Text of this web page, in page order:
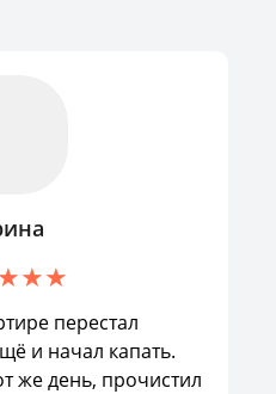
перестал
и начал капать.
же день, прочистил